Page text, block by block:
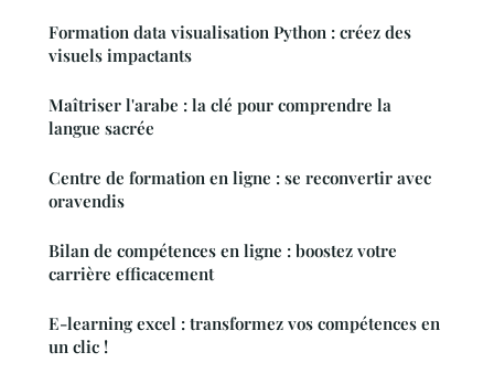
Formation data visualisation Python : créez des
visuels impactants
Maîtriser l'arabe : la clé pour comprendre la
langue sacrée
Centre de formation en ligne : se reconvertir avec
oravendis
Bilan de compétences en ligne : boostez votre
carrière efficacement
E-learning excel : transformez vos compétences en
un clic !